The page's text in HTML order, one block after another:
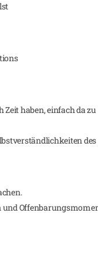
haben, einfach da